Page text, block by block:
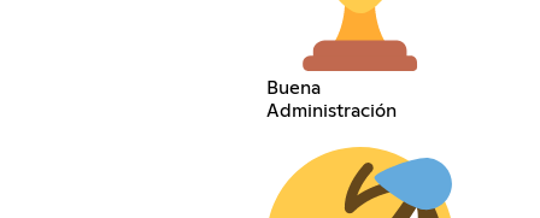
Buena
Administración